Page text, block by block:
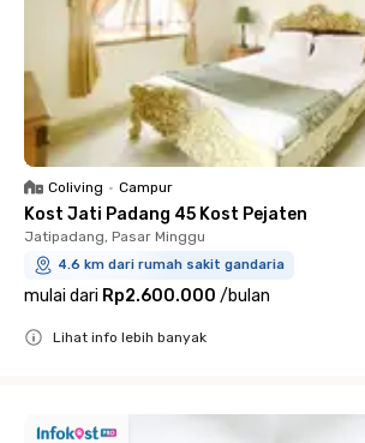
Coliving • Campur
Kost Jati Padang 45 Kost Pejaten
Jatipadang, Pasar Minggu
4.6 km dari rumah sakit gandaria
mulai dari Rp2.600.000 /bulan
Lihat info lebih banyak